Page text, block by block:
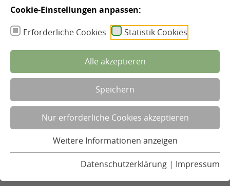
Cookie-Einstellungen anpassen:
Erforderliche Cookies
Statistik Cookies
Alle akzeptieren
Speichern
Nur erforderliche Cookies akzeptieren
Weitere Informationen anzeigen
Datenschutzerklärung | Impressum
Qualitätsentwicklung
Schulessen im Ganztag
Rechtliche Rahmenbedingungen